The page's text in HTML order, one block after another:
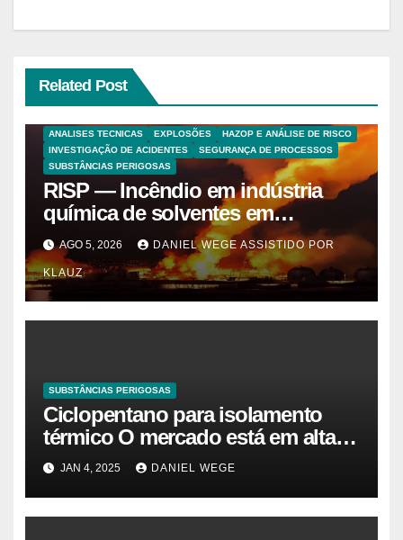
Related Post
ANALISES TECNICAS EXPLOSÕES
HAZOP E ANÁLISE DE RISCO
INVESTIGAÇÃO DE ACIDENTES
SEGURANÇA DE PROCESSOS
SUBSTÂNCIAS PERIGOSAS
RISP — Incêndio em indústria
química de solventes em
Itaquaquecetuba/SP
(UNIQUIMA/Quema)
AGO 5, 2026 DANIEL WEGE ASSISTIDO POR
KLAUZ
SUBSTÂNCIAS PERIGOSAS
Ciclopentano para isolamento
térmico O mercado está em alta
agora. Vamos entender o
tamanho do mercado, a
participação e a previsão até 2032
JAN 4, 2025 DANIEL WEGE